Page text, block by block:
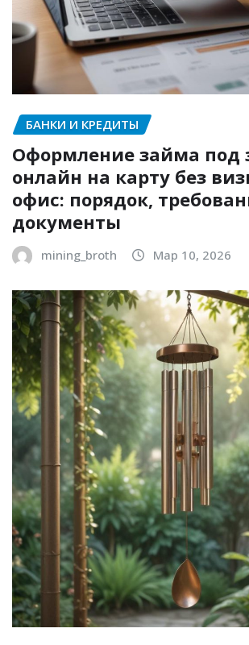
БАНКИ И КРЕДИТЫ
Оформление займа под
онлайн на карту без
офис: порядок,
документы
mining_broth Мар 10, 2026